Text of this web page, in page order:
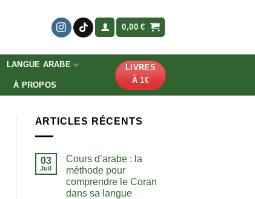
0,00€
LANGUE ARABE
À PROPOS
LIVRES
À 1€
ARTICLES RÉCENTS
03
Juil
Cours d’arabe : la
méthode pour
comprendre le Coran
dans sa langue